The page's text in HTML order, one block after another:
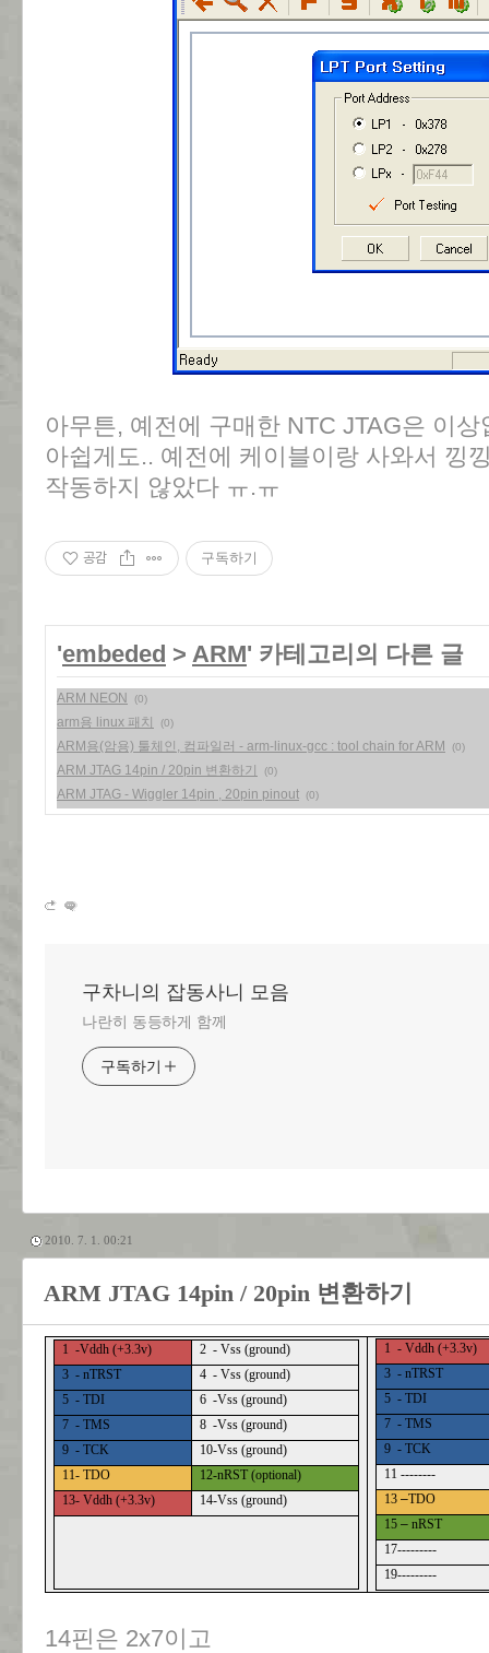
아무튼, 예전에 구매한 NTC JTAG은 이
아쉽게도.. 예전에 케이블이랑 사와서 낑
작동하지 않았다 ㅠ.ㅠ
공감 구독하기
'embeded > ARM' 카테고리의 다른 글
ARM NEON (0)
arm용 linux 패치 (0)
ARM용(암용) 툴체인, 컴파일러 - arm-linux-gcc : tool chain for ARM (0)
ARM JTAG 14pin / 20pin 변환하기 (0)
ARM JTAG - Wiggler 14pin , 20pin pinout (0)
구차니의 잡동사니 모음
나란히 동등하게 함께
구독하기
2010. 7. 1. 00:21
ARM JTAG 14pin / 20pin 변환하기
1 -Vddh (+3.3v)
2 - Vss (ground)
3 - nTRST
4 - Vss (ground)
5 - TDI
6 -Vss (ground)
7 - TMS
8 -Vss (ground)
9 - TCK
10-Vss (ground)
11- TDO
12-nRST (optional)
13- Vddh (+3.3v)
14-Vss (ground)
1 - Vddh (+3.3v)
3 - nTRST
5 - TDI
7 - TMS
9 - TCK
11 --------
13 –TDO
15 – nRST
17---------
19---------
14핀은 2x7이고